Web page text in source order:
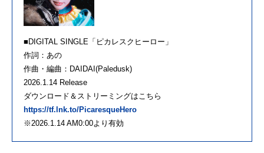
■DIGITAL SINGLE「ピカレスクヒーロー」
作詞：あの
作曲・編曲：DAIDAI(Paledusk)
2026.1.14 Release
ダウンロード＆ストリーミングはこちら
https://tf.lnk.to/PicaresqueHero
※2026.1.14 AM0:00より有効